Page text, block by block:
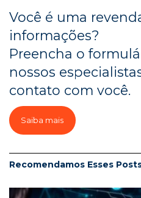
Você é uma
informações?
Preencha o
nossos
contato com você.
Saiba mais
Recomendamos Esses